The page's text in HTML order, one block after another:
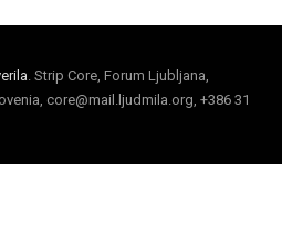
. Strip Core, Forum Ljubljana,
core@mail.ljudmila.org, +386 31